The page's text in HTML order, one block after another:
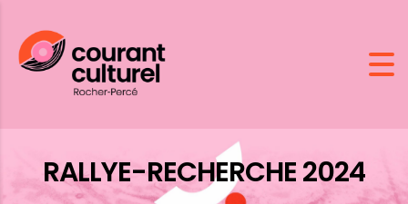
RALLYE-RECHERCHE 2024